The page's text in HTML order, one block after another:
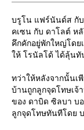
บรูโน แฟร์นันด์ส กั
คเซน กับ ดาโลต์ ห
คึกคักอยู่พักใหญ่โดย
ให้ โรนัลโด้ ได้ลุ้นทั
ทว่าให้หลังจากนั้นเ
บ้านถูกลูกจุดโทษเจ้
ของ ดาบิด ซิลบา บ
ลูกจุดโทษทันทีโดย